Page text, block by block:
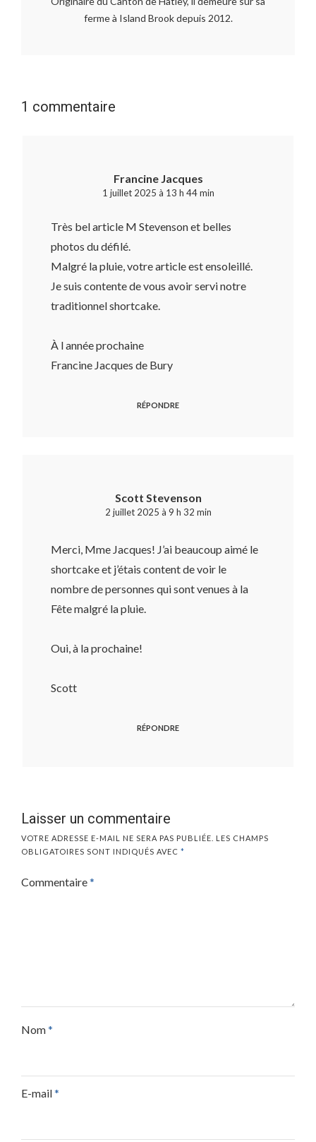
ferme à Island Brook depuis 2012.
1 commentaire
Francine Jacques
1 juillet 2025 à 13 h 44 min
Très bel article M Stevenson et belles
photos du défilé.
Malgré la pluie, votre article est ensoleillé.
Je suis contente de vous avoir servi notre
traditionnel shortcake.
À l année prochaine
Francine Jacques de Bury
RÉPONDRE
Scott Stevenson
2 juillet 2025 à 9 h 32 min
Merci, Mme Jacques! J’ai beaucoup aimé le
shortcake et j’étais content de voir le
nombre de personnes qui sont venues à la
Fête malgré la pluie.
Oui, à la prochaine!
Scott
RÉPONDRE
Laisser un commentaire
VOTRE ADRESSE E-MAIL NE SERA PAS PUBLIÉE.
LES CHAMPS
OBLIGATOIRES SONT INDIQUÉS AVEC *
Commentaire*
Nom*
E-mail*